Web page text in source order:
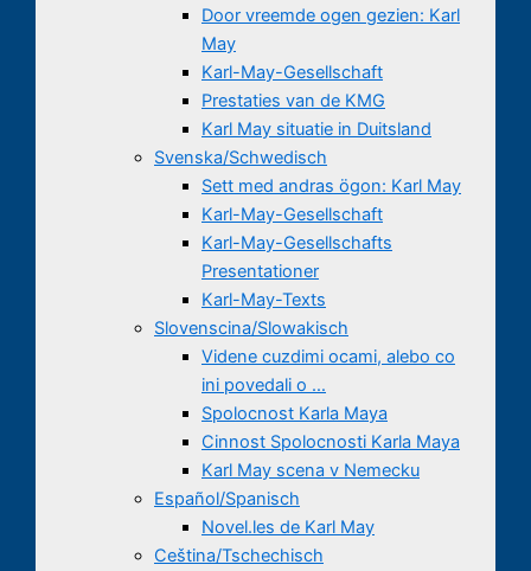
Door vreemde ogen gezien: Karl
May
Karl-May-Gesellschaft
Prestaties van de KMG
Karl May situatie in Duitsland
Svenska/Schwedisch
Sett med andras ögon: Karl May
Karl-May-Gesellschaft
Karl-May-Gesellschafts
Presentationer
Karl-May-Texts
Slovenscina/Slowakisch
Videne cuzdimi ocami, alebo co
ini povedali o …
Spolocnost Karla Maya
Cinnost Spolocnosti Karla Maya
Karl May scena v Nemecku
Español/Spanisch
Novel.les de Karl May
Ceština/Tschechisch